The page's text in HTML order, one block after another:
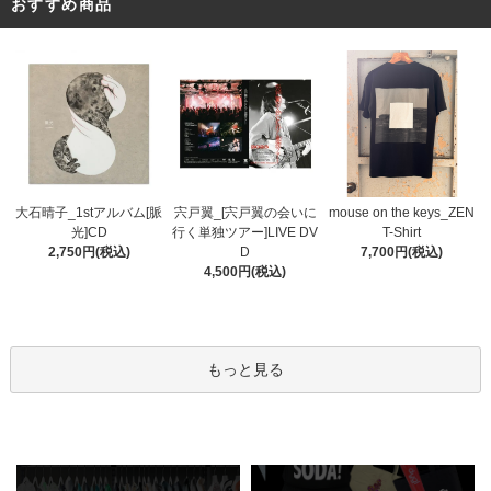
おすすめ商品
大石晴子_1stアルバム[脈
光]CD
2,750円(税込)
宍戸翼_[宍戸翼の会いに
行く単独ツアー]LIVE DV
D
4,500円(税込)
mouse on the keys_ZEN
T-Shirt
7,700円(税込)
もっと見る